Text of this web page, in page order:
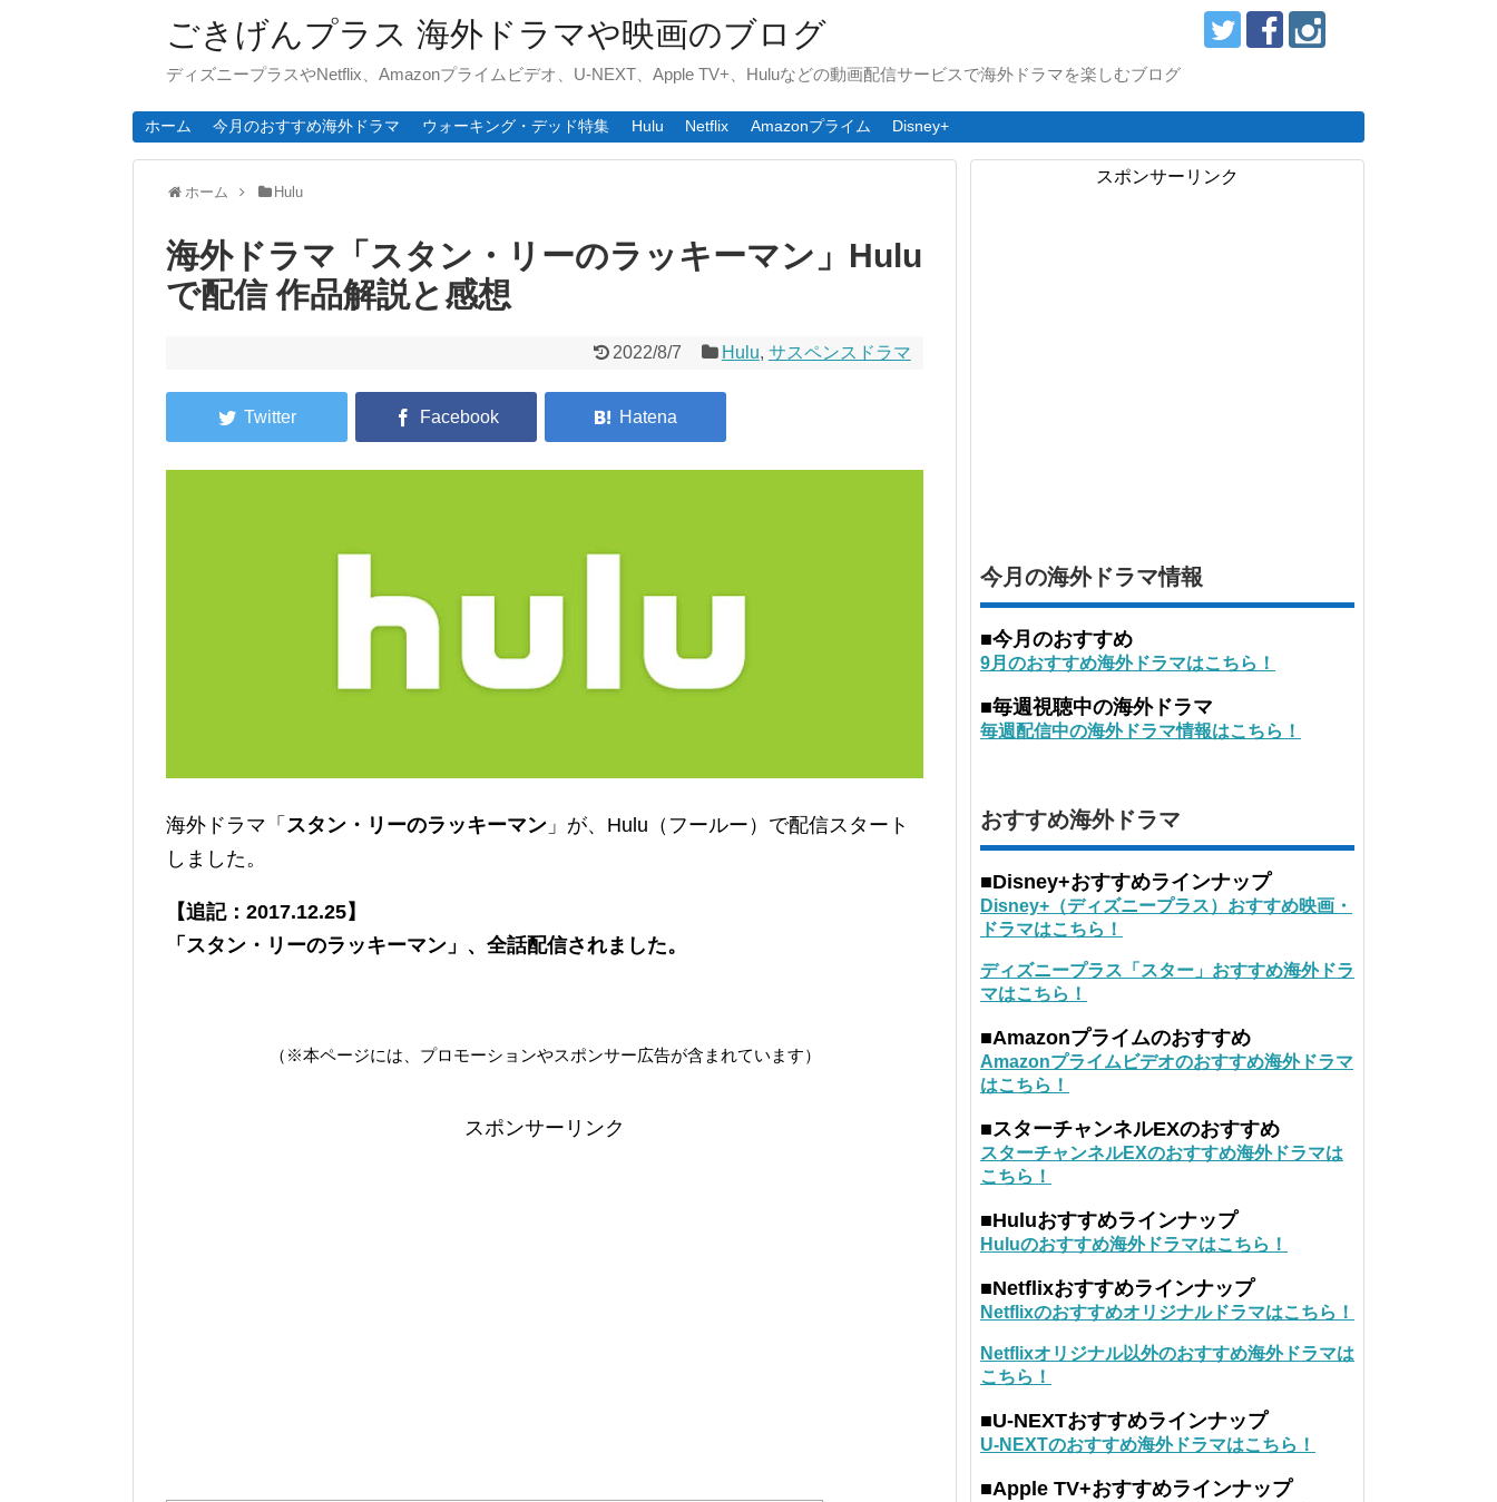
ごきげんプラス 海外ドラマや映画のブログ
ディズニープラスやNetflix、Amazonプライムビデオ、U-NEXT、Apple TV+、Huluなどの動画配信サービスで海外ドラマを楽しむブログ
ホーム 今月のおすすめ海外ドラマ ウォーキング・デッド特集 Hulu Netflix Amazonプライム Disney+
ホーム Hulu
海外ドラマ「スタン・リーのラッキーマン」Hulu
で配信 作品解説と感想
2022/8/7 Hulu, サスペンスドラマ
海外ドラマ「 スタン・リーのラッキーマン 」が、Hulu（フールー）で配信スタート
しました。
【追記：2017.12.25】
「スタン・リーのラッキーマン」、全話配信されました。
（※本ページには、プロモーションやスポンサー広告が含まれています）
スポンサーリンク
スポンサーリンク
今月の海外ドラマ情報
■今月のおすすめ
9月のおすすめ海外ドラマはこちら！
■毎週視聴中の海外ドラマ
毎週配信中の海外ドラマ情報はこちら！
おすすめ海外ドラマ
■Disney+おすすめラインナップ
Disney+（ディズニープラス）おすすめ映画・
ドラマはこちら！
ディズニープラス「スター」おすすめ海外ドラ
マはこちら！
■Amazonプライムのおすすめ
Amazonプライムビデオのおすすめ海外ドラマ
はこちら！
■スターチャンネルEXのおすすめ
スターチャンネルEXのおすすめ海外ドラマは
こちら！
■Huluおすすめラインナップ
Huluのおすすめ海外ドラマはこちら！
■Netflixおすすめラインナップ
Netflixのおすすめオリジナルドラマはこちら！
Netflixオリジナル以外のおすすめ海外ドラマは
こちら！
■U-NEXTおすすめラインナップ
U-NEXTのおすすめ海外ドラマはこちら！
■Apple TV+おすすめラインナップ